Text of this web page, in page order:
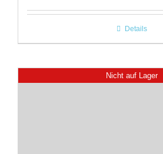
Details
Nicht auf Lager